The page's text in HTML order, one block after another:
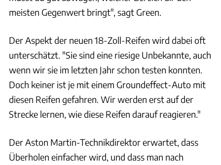
meisten Gegenwert bringt", sagt Green.
Der Aspekt der neuen 18-Zoll-Reifen wird dabei oft
unterschätzt. "Sie sind eine riesige Unbekannte, auch
wenn wir sie im letzten Jahr schon testen konnten.
Doch keiner ist je mit einem Groundeffect-Auto mit
diesen Reifen gefahren. Wir werden erst auf der
Strecke lernen, wie diese Reifen darauf reagieren."
Der Aston Martin-Technikdirektor erwartet, dass
Überholen einfacher wird, und dass man nach